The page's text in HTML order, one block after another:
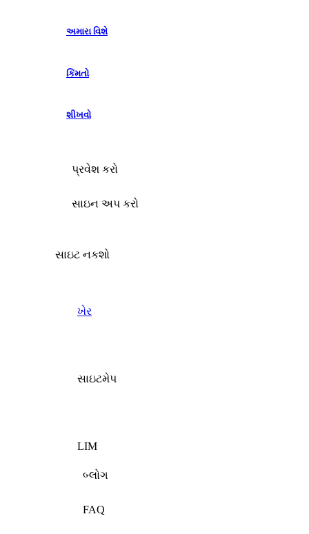
અમારા વિશે
કિંમતો
શીખવો
પ્રવેશ કરો
સાઇન અપ કરો
સાઇટ નકશો
ખેર
સાઇટમેપ
LIM
બ્લોગ
FAQ